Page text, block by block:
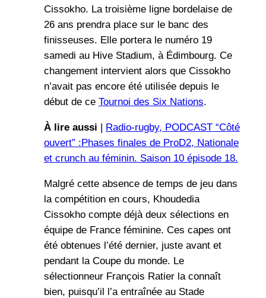
Cissokho. La troisième ligne bordelaise de
26 ans prendra place sur le banc des
finisseuses. Elle portera le numéro 19
samedi au Hive Stadium, à Édimbourg. Ce
changement intervient alors que Cissokho
n’avait pas encore été utilisée depuis le
début de ce Tournoi des Six Nations.
À lire aussi | Radio-rugby, PODCAST “Côté
ouvert” :Phases finales de ProD2, Nationale
et crunch au féminin. Saison 10 épisode 18.
Malgré cette absence de temps de jeu dans
la compétition en cours, Khoudedia
Cissokho compte déjà deux sélections en
équipe de France féminine. Ces capes ont
été obtenues l’été dernier, juste avant et
pendant la Coupe du monde. Le
sélectionneur François Ratier la connaît
bien, puisqu’il l’a entraînée au Stade